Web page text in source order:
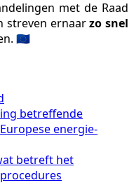
met de Raad
streven ernaarzo snel
🇪🇺
betreffende
energie-
betreft het